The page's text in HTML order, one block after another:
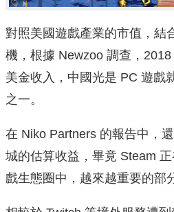
對照美國遊戲產業的市值，結
機，根據 Newzoo 調查，
美金收入，中國光是 PC 遊戲
之一。
在 Niko Partners 的報告中，
城的估算收益，畢竟 Steam
戲生態圈中，越來越重要的部